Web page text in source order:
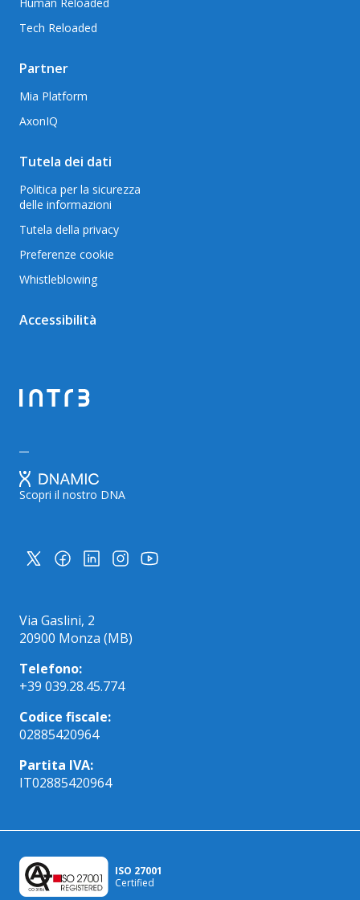
Tech Reloaded
Partner
Mia Platform
AxonIQ
Tutela dei dati
Politica per la sicurezza
delle informazioni
Tutela della privacy
Preferenze cookie
Whistleblowing
Accessibilità
Scopri il nostro DNA
Via Gaslini, 2
20900 Monza (MB)
Telefono:
+39 039.28.45.774
Codice fiscale:
02885420964
Partita IVA:
IT02885420964
ISO 27001
Certified